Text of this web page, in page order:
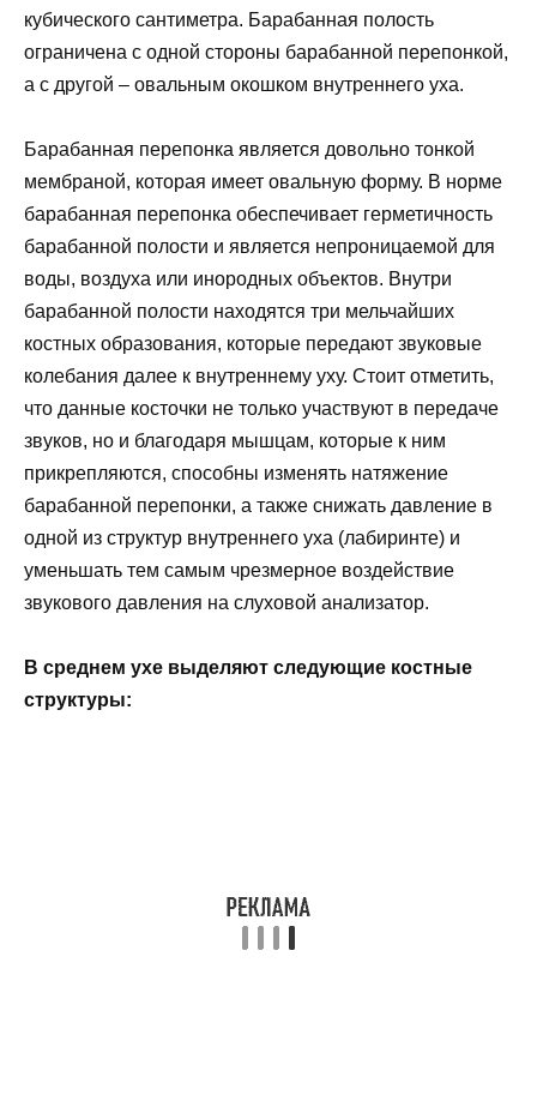
кубического сантиметра. Барабанная полость
ограничена с одной стороны барабанной перепонкой,
а с другой – овальным окошком внутреннего уха.
Барабанная перепонка является довольно тонкой
мембраной, которая имеет овальную форму. В норме
барабанная перепонка обеспечивает герметичность
барабанной полости и является непроницаемой для
воды, воздуха или инородных объектов. Внутри
барабанной полости находятся три мельчайших
костных образования, которые передают звуковые
колебания далее к внутреннему уху. Стоит отметить,
что данные косточки не только участвуют в передаче
звуков, но и благодаря мышцам, которые к ним
прикрепляются, способны изменять натяжение
барабанной перепонки, а также снижать давление в
одной из структур внутреннего уха (лабиринте) и
уменьшать тем самым чрезмерное воздействие
звукового давления на слуховой анализатор.
В среднем ухе выделяют следующие костные
структуры: